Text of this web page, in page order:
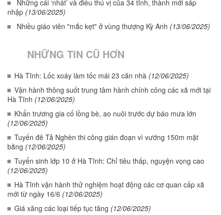
Những cái ‘nhất’ và điều thú vị của 34 tỉnh, thành mới sáp
nhập (13/06/2025)
Nhiều giáo viên "mắc kẹt" ở vùng thượng Kỳ Anh (13/06/2025)
NHỮNG TIN CŨ HƠN
Hà Tĩnh: Lốc xoáy làm tốc mái 23 căn nhà (12/06/2025)
Vận hành thông suốt trung tâm hành chính công các xã mới tại
Hà Tĩnh (12/06/2025)
Khẩn trương gia cố lồng bè, ao nuôi trước dự báo mưa lớn
(12/06/2025)
Tuyến đê Tả Nghèn thi công gián đoạn vì vướng 150m mặt
bằng (12/06/2025)
Tuyển sinh lớp 10 ở Hà Tĩnh: Chỉ tiêu thấp, nguyện vọng cao
(12/06/2025)
Hà Tĩnh vận hành thử nghiệm hoạt động các cơ quan cấp xã
mới từ ngày 16/6 (12/06/2025)
Giá xăng các loại tiếp tục tăng (12/06/2025)